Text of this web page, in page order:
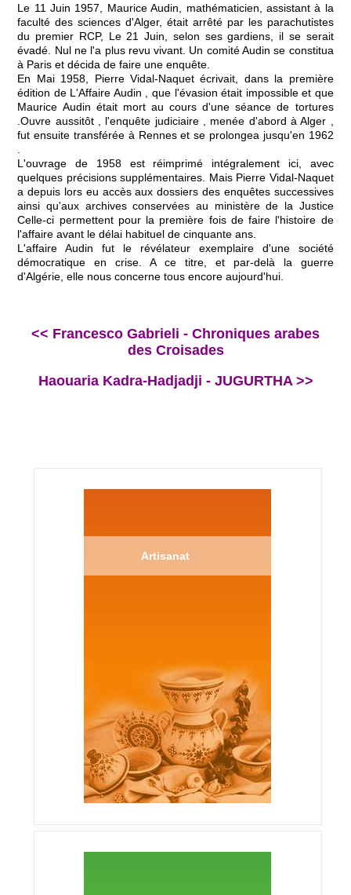
Le 11 Juin 1957, Maurice Audin, mathématicien, assistant à la
faculté des sciences d'Alger, était arrêté par les parachutistes
du premier RCP, Le 21 Juin, selon ses gardiens, il se serait
évadé. Nul ne l'a plus revu vivant. Un comité Audin se constitua
à Paris et décida de faire une enquête.
En Mai 1958, Pierre Vidal-Naquet écrivait, dans la première
édition de L'Affaire Audin , que l'évasion était impossible et que
Maurice Audin était mort au cours d'une séance de tortures
.Ouvre aussitôt , l'enquête judiciaire , menée d'abord à Alger ,
fut ensuite transférée à Rennes et se prolongea jusqu'en 1962
L'ouvrage de 1958 est réimprimé intégralement ici, avec
quelques précisions supplémentaires. Mais Pierre Vidal-Naquet
a depuis lors eu accès aux dossiers des enquêtes successives
ainsi qu'aux archives conservées au ministère de la Justice
Celle-ci permettent pour la première fois de faire l'histoire de
l'affaire avant le délai habituel de cinquante ans.
L'affaire Audin fut le révélateur exemplaire d'une société
démocratique en crise. A ce titre, et par-delà la guerre
d'Algérie, elle nous concerne tous encore aujourd'hui.
<< Francesco Gabrieli - Chroniques arabes
des Croisades
Haouaria Kadra-Hadjadji - JUGURTHA >>
Artisanat